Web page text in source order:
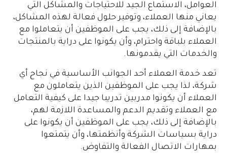
العوامل، الاستماع الجيد للاحتياجات والمشاكل التي
يعاني منها العملاء، وتوفير حلول فعالة لهذه المشاكل،
بالإضافة إلى ذلك، يجب على الموظفين أن يتعاملوا مع
العملاء بلباقة واحترام، وأن يكونوا على دراية بالمنتجات
والخدمات التي يقدمونها.
تعد خدمة العملاء أحد الجوانب الأساسية في نجاح أي
شركة، لذا يجب على الموظفين الذين يتعاملون مع
العملاء أن يكونوا مدربين تدريبا جيدا على كيفية التعامل
مع العملاء وتقديم الدعم والمساعدة اللازمة لهم،
بالإضافة إلى ذلك، يجب على الموظفين أن يكونوا على
دراية بسياسات الشركة وأنظمتها، وأن يتمتعوا
بمهارات الاتصال الفعالة والتفاوض.